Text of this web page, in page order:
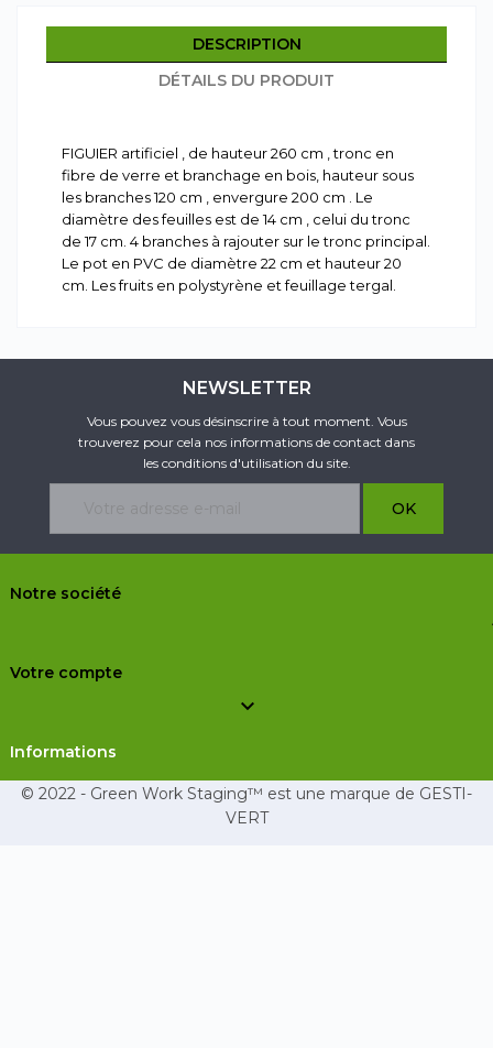
DESCRIPTION
DÉTAILS DU PRODUIT
FIGUIER artificiel , de hauteur 260 cm , tronc en
fibre de verre et branchage en bois, hauteur sous
les branches 120 cm , envergure 200 cm . Le
diamètre des feuilles est de 14 cm , celui du tronc
de 17 cm. 4 branches à rajouter sur le tronc principal.
Le pot en PVC de diamètre 22 cm et hauteur 20
cm. Les fruits en polystyrène et feuillage tergal.
NEWSLETTER
Vous pouvez vous désinscrire à tout moment. Vous
trouverez pour cela nos informations de contact dans
les conditions d'utilisation du site.
Notre société
Votre compte

Informations
© 2022 - Green Work Staging™ est une marque de GESTI-
VERT